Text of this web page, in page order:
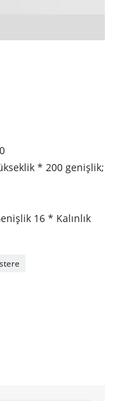
* 200 genişlik;
16 * Kalınlık